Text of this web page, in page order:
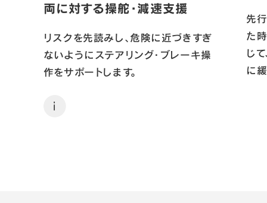
両に対する操舵・減速支援
リスクを先読みし、危険に近づきすぎ
ないようにステアリング・ブレーキ操
作をサポートします。
i
先
た
じ
に